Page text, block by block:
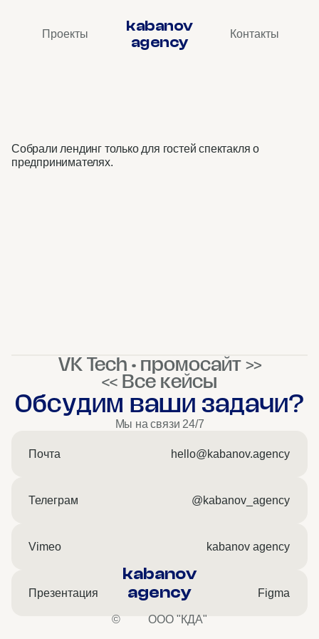
Проекты kabanov
agency Контакты
лендинг
Собрали лендинг только для гостей спектакля о
предпринимателях.
<< Все кейсы
VK Tech • промосайт >>
Обсудим ваши задачи?
Мы на связи 24/7
Почта hello@kabanov.agency
Телеграм @kabanov_agency
Vimeo kabanov agency
Презентация Figma
kabanov
agency
© ООО "КДА"